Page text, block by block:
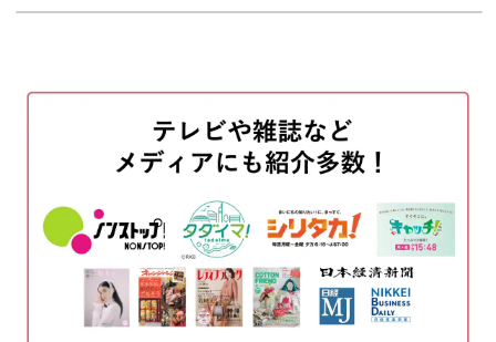
あなたの癒しの好みに合わせてアレンジをしてみてくださ
い。
クリスマスに向けて作り始めましょう
枝を切り分ける
花材を組み合わせてパーツを作る
リースベースにパーツをのせる 10:55
形を修正する
実を配置する